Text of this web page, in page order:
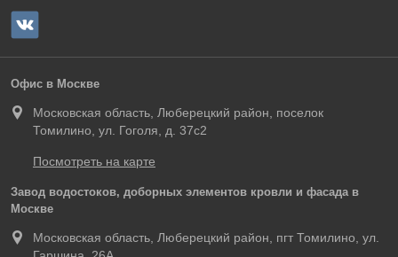
Офис в Москве
Московская область, Люберецкий район, поселок
Томилино, ул. Гоголя, д. 37с2
Посмотреть на карте
Завод водостоков, доборных элементов кровли и фасада в
Москве
Московская область, Люберецкий район, пгт Томилино, ул.